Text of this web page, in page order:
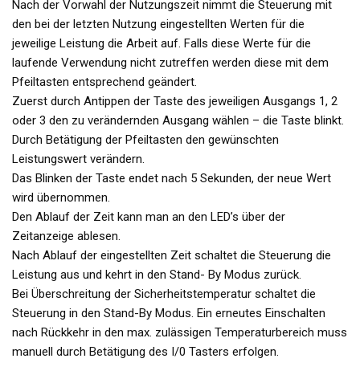
Nach der Vorwahl der Nutzungszeit nimmt die Steuerung mit
den bei der letzten Nutzung eingestellten Werten für die
jeweilige Leistung die Arbeit auf. Falls diese Werte für die
laufende Verwendung nicht zutreffen werden diese mit dem
Pfeiltasten entsprechend geändert.
Zuerst durch Antippen der Taste des jeweiligen Ausgangs 1, 2
oder 3 den zu verändernden Ausgang wählen – die Taste blinkt.
Durch Betätigung der Pfeiltasten den gewünschten
Leistungswert verändern.
Das Blinken der Taste endet nach 5 Sekunden, der neue Wert
wird übernommen.
Den Ablauf der Zeit kann man an den LED’s über der
Zeitanzeige ablesen.
Nach Ablauf der eingestellten Zeit schaltet die Steuerung die
Leistung aus und kehrt in den Stand- By Modus zurück.
Bei Überschreitung der Sicherheitstemperatur schaltet die
Steuerung in den Stand-By Modus. Ein erneutes Einschalten
nach Rückkehr in den max. zulässigen Temperaturbereich muss
manuell durch Betätigung des I/0 Tasters erfolgen.